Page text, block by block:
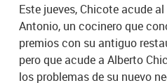
Este jueves, Chicote acude
Antonio, un cocinero que
premios con su antiguo
pero que acude a Alberto
los problemas de su nuevo